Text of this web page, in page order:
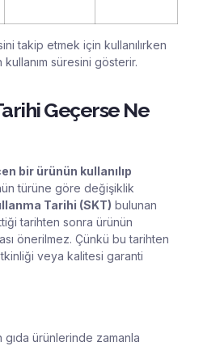
takip etmek için kullanılırken
süresini gösterir.
Geçerse Ne
bir ürünün kullanılıp
türüne göre değişiklik
Tarihi (SKT) bulunan
tarihten sonra ürünün
önerilmez. Çünkü bu tarihten
veya kalitesi garanti
ürünlerinde zamanla